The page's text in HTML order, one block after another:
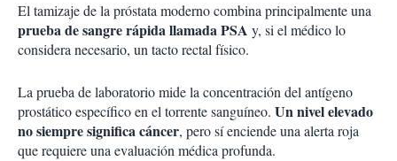
El tamizaje de la próstata moderno combina principalmente una
prueba de sangre rápida llamada PSA y, si el médico lo
considera necesario, un tacto rectal físico.
La prueba de laboratorio mide la concentración del antígeno
prostático específico en el torrente sanguíneo. Un nivel elevado
no siempre significa cáncer, pero sí enciende una alerta roja
que requiere una evaluación médica profunda.